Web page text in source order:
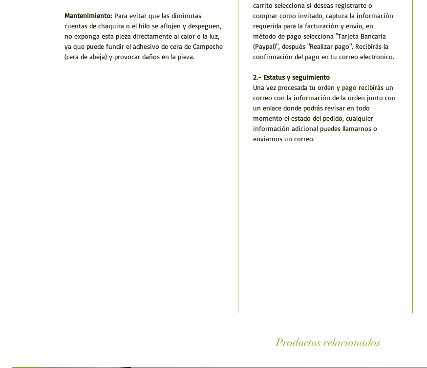
Mantenimiento: Para evitar que las diminutas
cuentas de chaquira o el hilo se aflojen y despeguen,
no exponga esta pieza directamente al calor o la luz,
ya que puede fundir el adhesivo de cera de Campeche
(cera de abeja) y provocar daños en la pieza.
carrito selecciona si deseas registrarte o
comprar como invitado, captura la información
requerida para la facturación y envío, en
método de pago selecciona "Tarjeta Bancaria
(Paypal)", después "Realizar pago". Recibirás la
confirmación del pago en tu correo electronico.
2.- Estatus y seguimiento
Una vez procesada tu orden y pago recibirás un
correo con la información de la orden junto con
un enlace donde podrás revisar en todo
momento el estado del pedido, cualquier
información adicional puedes llamarnos o
enviarnos un correo.
Productos relacionados